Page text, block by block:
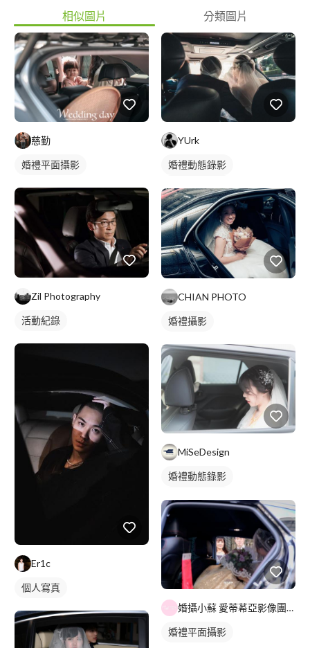
相似圖片 分類圖片
慈勤
婚禮平面攝影
Zil Photography
活動紀錄
Er1c
個人寫真
YUrk
婚禮動態錄影
CHIAN PHOTO
婚禮攝影
MiSeDesign
婚禮動態錄影
婚攝小蘇 愛蒂莃亞影像團隊
婚禮平面攝影